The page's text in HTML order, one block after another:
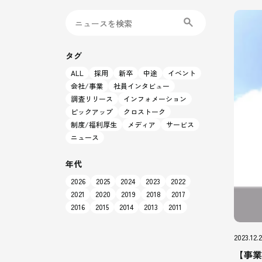
タグ
ALL 採用 新卒 中途
イベント
会社/事業
社員インタビュー
調査リリース
インフォメーション
ピックアップ
クロストーク
制度/福利厚生
メディア
サービス
ニュース
年代
2026 2025 2024 2023
2022
2021
2020 2019 2018
2017
2016
2015 2014 2013 2011
【事